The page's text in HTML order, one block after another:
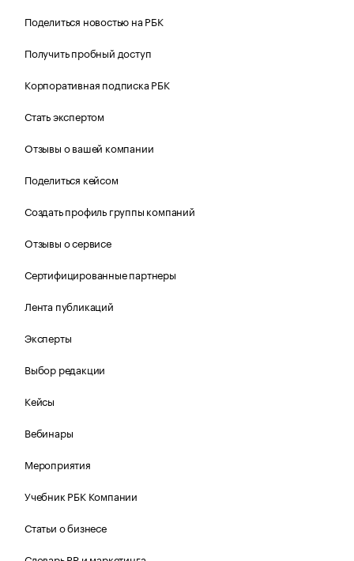
Поделиться новостью на РБК
Получить пробный доступ
Корпоративная подписка РБК
Стать экспертом
Отзывы о вашей компании
Поделиться кейсом
Создать профиль группы компаний
Отзывы о сервисе
Сертифицированные партнеры
Лента публикаций
Эксперты
Выбор редакции
Кейсы
Вебинары
Мероприятия
Учебник РБК Компании
Статьи о бизнесе